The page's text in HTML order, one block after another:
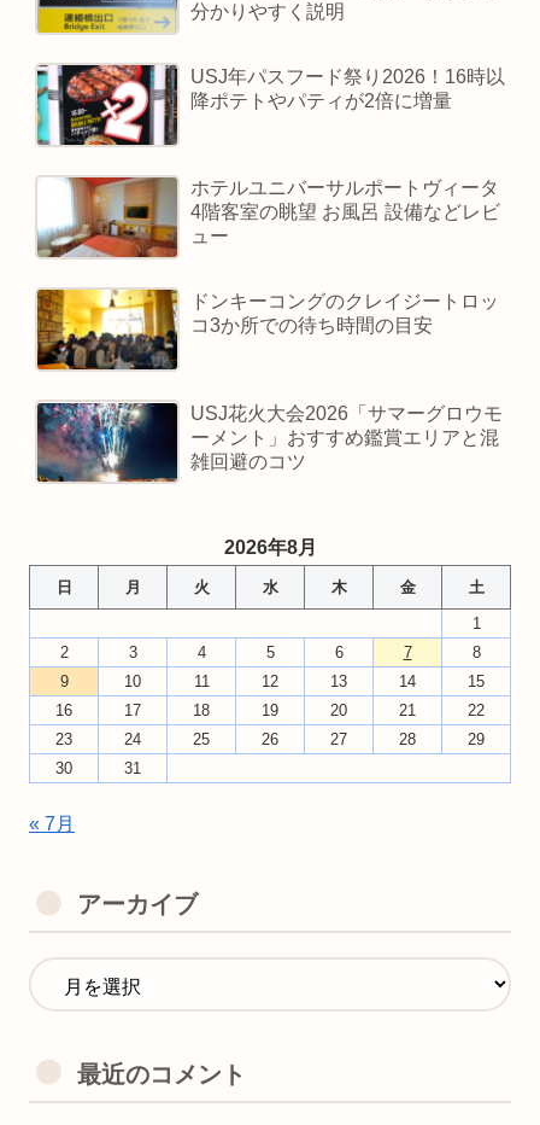
分かりやすく説明
USJ年パスフード祭り2026！16時以
降ポテトやパティが2倍に増量
ホテルユニバーサルポートヴィータ
4階客室の眺望 お風呂 設備などレビ
ュー
ドンキーコングのクレイジートロッ
コ3か所での待ち時間の目安
USJ花火大会2026「サマーグロウモ
ーメント」おすすめ鑑賞エリアと混
雑回避のコツ
2026年8月
日 月 火 水 木 金
土
1
2
3 4 5 6 7
8
9
10 11 12 13 14
15
16
17 18 19 20 21
22
23
24 25 26 27 28
29
30
31
« 7月
アーカイブ
最近のコメント